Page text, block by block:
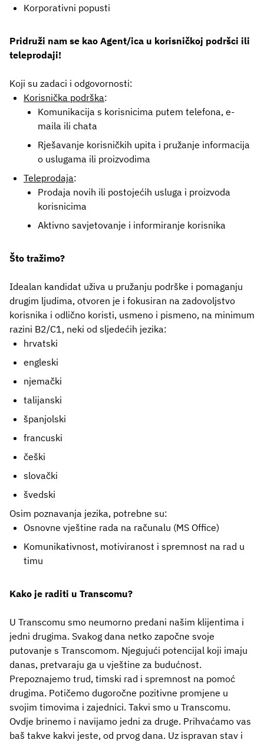
Korporativni popusti
Pridruži nam se kao Agent/ica u korisničkoj podršci ili
teleprodaji!
Koji su zadaci i odgovornosti:
Korisnička podrška:
Komunikacija s korisnicima putem telefona, e-
maila ili chata
Rješavanje korisničkih upita i pružanje informacija
o uslugama ili proizvodima
Teleprodaja:
Prodaja novih ili postojećih usluga i proizvoda
korisnicima
Aktivno savjetovanje i informiranje korisnika
Što tražimo?
Idealan kandidat uživa u pružanju podrške i pomaganju
drugim ljudima, otvoren je i fokusiran na zadovoljstvo
korisnika i odlično koristi, usmeno i pismeno, na minimum
razini B2/C1, neki od sljedećih jezika:
hrvatski
engleski
njemački
talijanski
španjolski
francuski
češki
slovački
švedski
Osim poznavanja jezika, potrebne su:
Osnovne vještine rada na računalu (MS Office)
Komunikativnost, motiviranost i spremnost na rad u
timu
Kako je raditi u Transcomu?
U Transcomu smo neumorno predani našim klijentima i
jedni drugima. Svakog dana netko započne svoje
putovanje s Transcomom. Njegujući potencijal koji imaju
danas, pretvaraju ga u vještine za budućnost.
Prepoznajemo trud, timski rad i spremnost na pomoć
drugima. Potičemo dugoročne pozitivne promjene u
svojim timovima i zajednici. Takvi smo u Transcomu.
Ovdje brinemo i navijamo jedni za druge. Prihvaćamo vas
baš takve kakvi jeste, od prvog dana. Uz ispravan stav i